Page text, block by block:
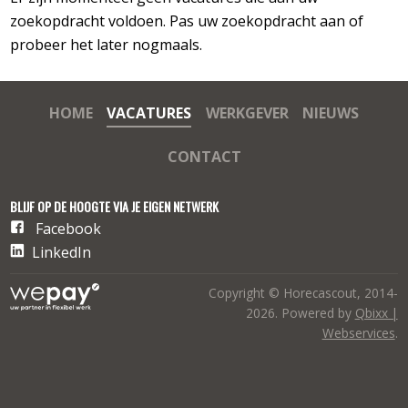
zoekopdracht voldoen. Pas uw zoekopdracht aan of
probeer het later nogmaals.
HOME VACATURES WERKGEVER NIEUWS
CONTACT
BLIJF OP DE HOOGTE VIA JE EIGEN NETWERK
Facebook
LinkedIn
Copyright © Horecascout, 2014-
2026. Powered by Qbixx |
Webservices.